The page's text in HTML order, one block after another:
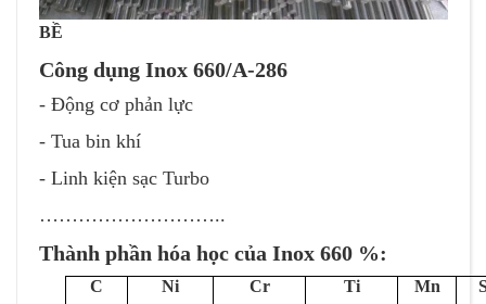
BỀ
Công dụng Inox 660/A-286
- Động cơ phản lực
- Tua bin khí
- Linh kiện sạc Turbo
………………………..
Thành phần hóa học của Inox 660 %:
C Ni Cr Ti Mn